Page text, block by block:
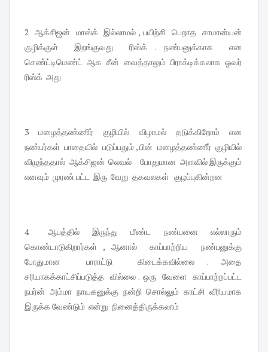
2 ஆக்சிஜன் மாஸ்க் இல்லாமல் , பயிற்சி பெறாத சாமான்யன்
குழிக்குள் இறங்குவது ரிஸ்க் . நண்பனுக்காக என
செண்ட்டிமெண்ட் ஆக சீன் வைத்தாலும் பிராக்டிக்கலாக ஓவர்
ரிஸ்க் அது
3 மழைத்தண்ணிர் குழியில் விழாமல் தடுக்கிறோம் என
நண்பர்கள் பாதையில் படுப்பதும் , பின் மழைத்தண்ணீர் குழியில்
விழுந்ததால் ஆக்சிஜன் லெவல் போதுமான அளவில் இருக்கும்
எனவும் முரண் பட்ட இரு வேறு தகவலகள் குழப்புகின்றன
4 ஆபத்தில் இருந்து மீண்ட நண்பனை எல்லாரும்
கொண்டாடுகிறார்கள் , ஆனால் காப்பாற்றிய நண்பனுக்கு
போதுமான பாராட்டு கிடைக்கவில்லை . அதை
சரியாகக்காட்சிப்படுத்த வில்லை . ஒரு வேளை காப்பாற்றப்பட்ட
நபர்ன் அம்மா நாயகனுக்கு நன்றி சொல்லும் காட்சி வீரியமாக
இருக்க வேண்டும் என்று நினைத்திருக்கலாம்